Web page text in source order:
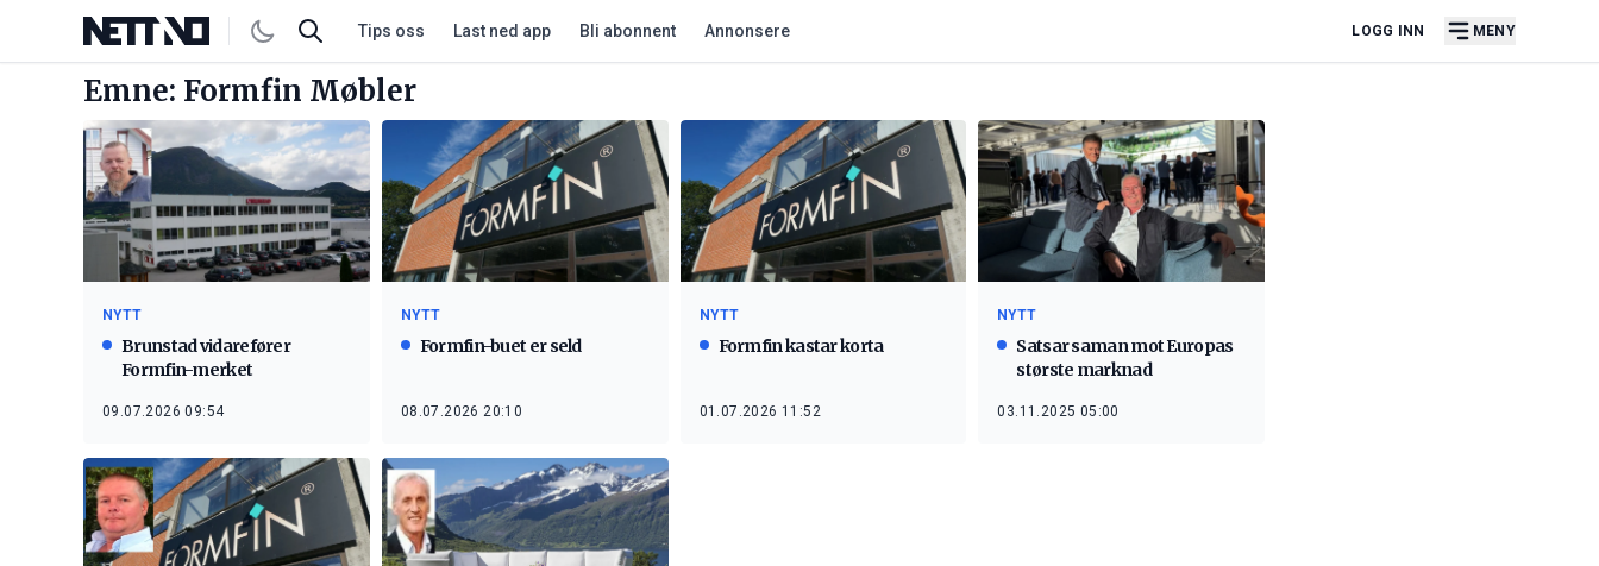
Tips oss Last ned app Bli abonnent Annonsere LOGG INN MENY
Emne: Formfin Møbler
NYTT
Brunstad vidarefører
Formfin-merket
09.07.2026 09:54
NYTT
Formfin-buet er seld
08.07.2026 20:10
NYTT
Formfin kastar korta
01.07.2026 11:52
NYTT
Satsar saman mot Europas
største marknad
03.11.2025 05:00